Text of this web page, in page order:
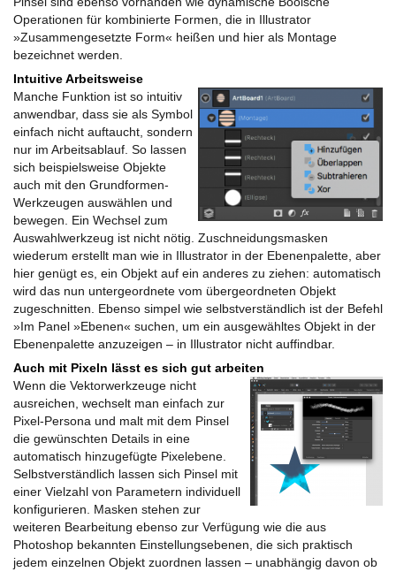
Operationen für kombinierte Formen, die in Illustrator
»Zusammengesetzte Form« heißen und hier als Montage
bezeichnet werden.
Intuitive Arbeitsweise
Manche Funktion ist so intuitiv
anwendbar, dass sie als Symbol
einfach nicht auftaucht, sondern
nur im Arbeitsablauf. So lassen
sich beispielsweise Objekte
auch mit den Grundformen-
Werkzeugen auswählen und
bewegen. Ein Wechsel zum
Auswahlwerkzeug ist nicht nötig. Zuschneidungsmasken
wiederum erstellt man wie in Illustrator in der Ebenenpalette, aber
hier genügt es, ein Objekt auf ein anderes zu ziehen: automatisch
wird das nun untergeordnete vom übergeordneten Objekt
zugeschnitten. Ebenso simpel wie selbstverständlich ist der Befehl
»Im Panel »Ebenen« suchen, um ein ausgewähltes Objekt in der
Ebenenpalette anzuzeigen – in Illustrator nicht auffindbar.
Auch mit Pixeln lässt es sich gut arbeiten
Wenn die Vektorwerkzeuge nicht
ausreichen, wechselt man einfach zur
Pixel-Persona und malt mit dem Pinsel
die gewünschten Details in eine
automatisch hinzugefügte Pixelebene.
Selbstverständlich lassen sich Pinsel mit
einer Vielzahl von Parametern individuell
konfigurieren. Masken stehen zur
weiteren Bearbeitung ebenso zur Verfügung wie die aus
Photoshop bekannten Einstellungsebenen, die sich praktisch
jedem einzelnen Objekt zuordnen lassen – unabhängig davon ob